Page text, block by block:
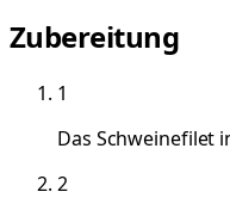
Zubereitung
1
Das Schweinefilet
2